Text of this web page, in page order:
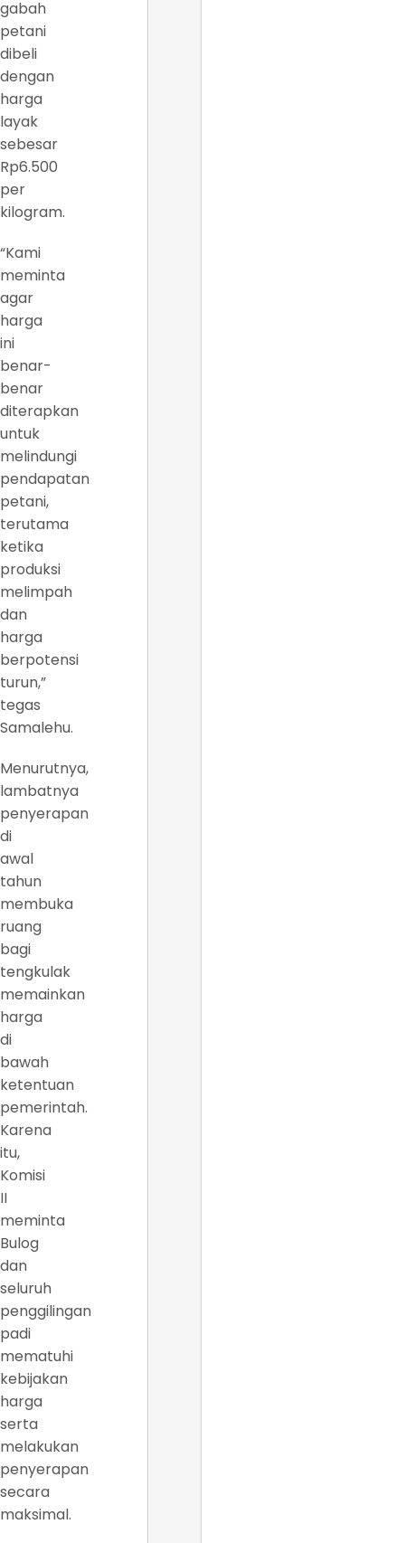
gabah
petani
dibeli
dengan
harga
layak
sebesar
Rp6.500
per
kilogram.
“Kami
meminta
agar
harga
ini
benar-
benar
diterapkan
untuk
melindungi
pendapatan
petani,
terutama
ketika
produksi
melimpah
dan
harga
berpotensi
turun,”
tegas
Samalehu.
Menurutnya,
lambatnya
penyerapan
di
awal
tahun
membuka
ruang
bagi
tengkulak
memainkan
harga
di
bawah
ketentuan
pemerintah.
Karena
itu,
Komisi
II
meminta
Bulog
dan
seluruh
penggilingan
padi
mematuhi
kebijakan
harga
serta
melakukan
penyerapan
secara
maksimal.